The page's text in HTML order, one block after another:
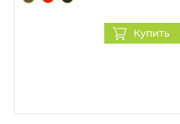
Купить